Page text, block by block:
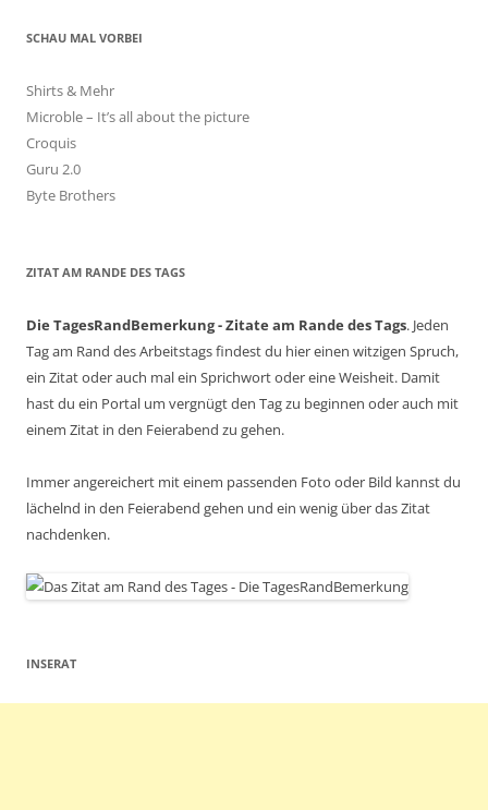
SCHAU MAL VORBEI
Shirts & Mehr
Microble – It’s all about the picture
Croquis
Guru 2.0
Byte Brothers
ZITAT AM RANDE DES TAGS
Die TagesRandBemerkung - Zitate am Rande des Tags. Jeden
Tag am Rand des Arbeitstags findest du hier einen witzigen Spruch,
ein Zitat oder auch mal ein Sprichwort oder eine Weisheit. Damit
hast du ein Portal um vergnügt den Tag zu beginnen oder auch mit
einem Zitat in den Feierabend zu gehen.
Immer angereichert mit einem passenden Foto oder Bild kannst du
lächelnd in den Feierabend gehen und ein wenig über das Zitat
nachdenken.
INSERAT